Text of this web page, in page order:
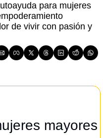
para mujeres
de vivir con pasión y
mayores